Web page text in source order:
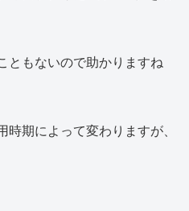
ともないので助かりますね
期によって変わりますが、